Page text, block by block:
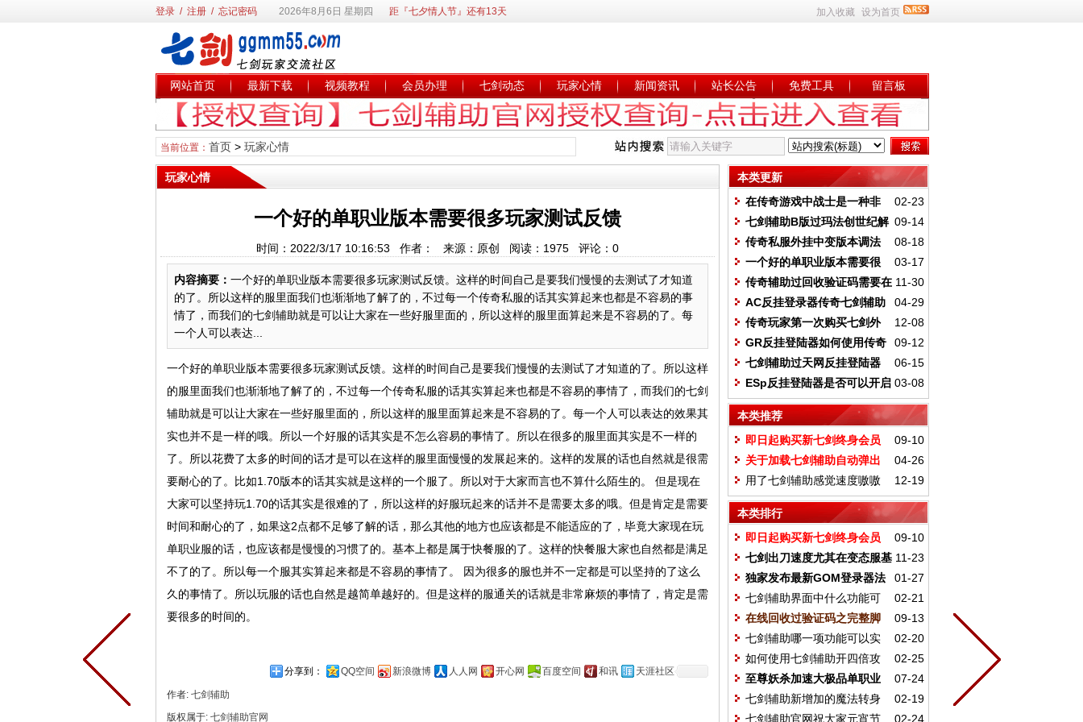
登录/ 注册/ 忘记密码 2026年8月6日 星期四 距『七夕情人节』还有13天 加入收藏 设为首页
网站首页 最新下载 视频教程 会员办理 七剑动态 玩家心情 新闻资讯 站长公告 免费工具 留言板
当前位置： 首页> 玩家心情
玩家心情
一个好的单职业版本需要很多玩家测试反馈
时间：2022/3/17 10:16:53 作者： 来源：原创 阅读： 1975评论： 0
内容摘要： 一个好的单职业版本需要很多玩家测试反馈。这样的时间自己是要我们慢慢的去测试了才知道
的了。所以这样的服里面我们也渐渐地了解了的，不过每一个传奇私服的话其实算起来也都是不容易的事
情了，而我们的七剑辅助就是可以让大家在一些好服里面的，所以这样的服里面算起来是不容易的了。每
一个人可以表达...
一个好的单职业版本需要很多玩家测试反馈。这样的时间自己是要我们慢慢的去测试了才知道的了。所以这样
的服里面我们也渐渐地了解了的，不过每一个传奇私服的话其实算起来也都是不容易的事情了，而我们的七剑
辅助就是可以让大家在一些好服里面的，所以这样的服里面算起来是不容易的了。每一个人可以表达的效果其
实也并不是一样的哦。所以一个好服的话其实是不怎么容易的事情了。所以在很多的服里面其实是不一样的
了。所以花费了太多的时间的话才是可以在这样的服里面慢慢的发展起来的。这样的发展的话也自然就是很需
要耐心的了。比如1.70版本的话其实就是这样的一个服了。所以对于大家而言也不算什么陌生的。 但是现在
大家可以坚持玩1.70的话其实是很难的了，所以这样的好服玩起来的话并不是需要太多的哦。但是肯定是需要
时间和耐心的了，如果这2点都不足够了解的话，那么其他的地方也应该都是不能适应的了，毕竟大家现在玩
单职业服的话，也应该都是慢慢的习惯了的。基本上都是属于快餐服的了。这样的快餐服大家也自然都是满足
不了的了。所以每一个服其实算起来都是不容易的事情了。 因为很多的服也并不一定都是可以坚持的了这么
久的事情了。所以玩服的话也自然是越简单越好的。但是这样的服通关的话就是非常麻烦的事情了，肯定是需
要很多的时间的。
分享到： QQ空间 新浪微博 人人网 开心网 百度空间 和讯 天涯社区
作者: 七剑辅助
版权属于: 七剑辅助官网
本类更新
02-23
在传奇游戏中战士是一种非
常强大的职业
09-14
七剑辅助B版过玛法创世纪解
除地图验证
08-18
传奇私服外挂中变版本调法
（基础设置）
03-17
一个好的单职业版本需要很
多玩家测试反馈
11-30
传奇辅助过回收验证码需要在
文件夹里查看
04-29
AC反挂登录器传奇七剑辅助
支持吗？
12-08
传奇玩家第一次购买七剑外
挂如何正确使用
09-12
GR反挂登陆器如何使用传奇
私服辅助执行挂机脚本
06-15
七剑辅助过天网反挂登陆器
挂机还是比较简单的
03-08
ESp反挂登陆器是否可以开启
加速功能
本类推荐
09-10
即日起购买新七剑终身会员
再送扫号脚本
04-26
关于加载七剑辅助自动弹出
游戏解决方法
12-19
用了七剑辅助感觉速度嗷嗷
的-七剑菜鸟小三
本类排行
09-10
即日起购买新七剑终身会员
再送扫号脚本
11-23
七剑出刀速度尤其在变态服基
本上单挑处于无敌状态
01-27
独家发布最新GOM登录器法
道挂机打元宝功能展示图
02-21
七剑辅助界面中什么功能可
以预防暗杀
09-13
在线回收过验证码之完整脚
本编写
02-20
七剑辅助哪一项功能可以实
现暗杀的效果
02-25
如何使用七剑辅助开四倍攻
击
07-24
至尊妖杀加速大极品单职业
战士出刀不卡调法图文示例
02-19
七剑辅助新增加的魔法转身
功能有什么效果
02-24
七剑辅助官网祝大家元宵节